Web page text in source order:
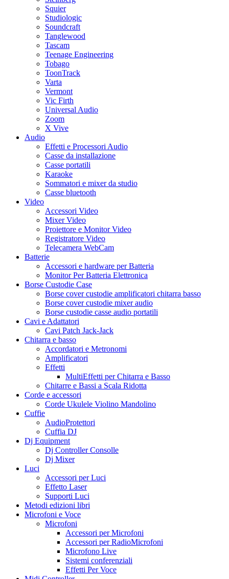
Squier
Studiologic
Soundcraft
Tanglewood
Tascam
Teenage Engineering
Tobago
ToonTrack
Varta
Vermont
Vic Firth
Universal Audio
Zoom
X Vive
Audio
Effetti e Processori Audio
Casse da installazione
Casse portatili
Karaoke
Sommatori e mixer da studio
Casse bluetooth
Video
Accessori Video
Mixer Video
Proiettore e Monitor Video
Registratore Video
Telecamera WebCam
Batterie
Accessori e hardware per Batteria
Monitor Per Batteria Elettronica
Borse Custodie Case
Borse cover custodie amplificatori chitarra basso
Borse cover custodie mixer audio
Borse custodie casse audio portatili
Cavi e Adattatori
Cavi Patch Jack-Jack
Chitarra e basso
Accordatori e Metronomi
Amplificatori
Effetti
MultiEffetti per Chitarra e Basso
Chitarre e Bassi a Scala Ridotta
Corde e accessori
Corde Ukulele Violino Mandolino
Cuffie
AudioProtettori
Cuffia DJ
Dj Equipment
Dj Controller Consolle
Dj Mixer
Luci
Accessori per Luci
Effetto Laser
Supporti Luci
Metodi edizioni libri
Microfoni e Voce
Microfoni
Accessori per Microfoni
Accessori per RadioMicrofoni
Microfono Live
Sistemi conferenziali
Effetti Per Voce